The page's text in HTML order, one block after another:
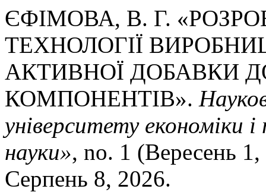
ЄФІМОВА, В. Г.
ТЕХНОЛОГІЇ
АКТИВНОЇ ДОБАВКИ
КОМПОНЕНТІВ».
університету економіки і
науки», no. 1 (Вересень
Серпень 8, 2026.